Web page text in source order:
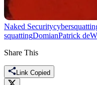
Naked Security
squattingDomianPatrick
Share This
Link Copied